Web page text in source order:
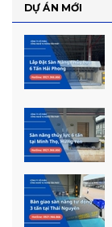
DỰ ÁN MỚI